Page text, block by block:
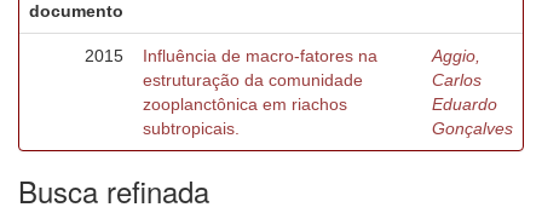
documento
2015
Influência de macro-fatores na
estruturação da comunidade
zooplanctônica em riachos
subtropicais.
Aggio,
Carlos
Eduardo
Gonçalves
Busca refinada